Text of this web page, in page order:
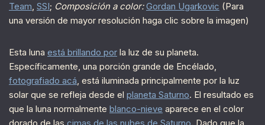
Team, SSI; Composición a color:Gordan Ugarkovic (Para
una versión de mayor resolución haga clic sobre la imagen)
Esta luna está brillando por la luz de su planeta.
Específicamente, una porción grande de Encélado,
fotografiado acá, está iluminada principalmente por la luz
solar que se refleja desde el planeta Saturno. El resultado es
que la luna normalmente blanco-nieve aparece en el color